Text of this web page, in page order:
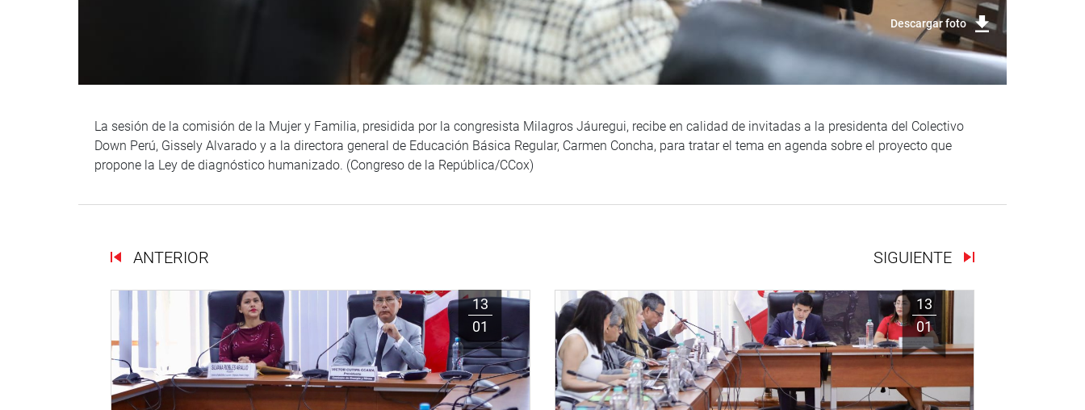
Descargar foto
La sesión de la comisión de la Mujer y Familia, presidida por la congresista Milagros Jáuregui, recibe en calidad de invitadas a la presidenta del Colectivo
Down Perú, Gissely Alvarado y a la directora general de Educación Básica Regular, Carmen Concha, para tratar el tema en agenda sobre el proyecto que
propone la Ley de diagnóstico humanizado. (Congreso de la República/CCox)
ANTERIOR SIGUIENTE
13
01
13
01